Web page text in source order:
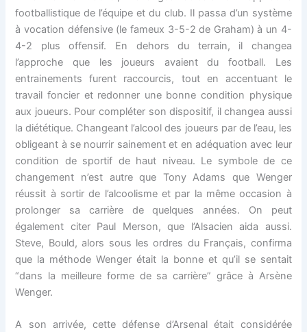
footballistique de l’équipe et du club. Il passa d’un système
à vocation défensive (le fameux 3-5-2 de Graham) à un 4-
4-2 plus offensif. En dehors du terrain, il changea
l’approche que les joueurs avaient du football. Les
entrainements furent raccourcis, tout en accentuant le
travail foncier et redonner une bonne condition physique
aux joueurs. Pour compléter son dispositif, il changea aussi
la diététique. Changeant l’alcool des joueurs par de l’eau, les
obligeant à se nourrir sainement et en adéquation avec leur
condition de sportif de haut niveau. Le symbole de ce
changement n’est autre que Tony Adams que Wenger
réussit à sortir de l’alcoolisme et par la même occasion à
prolonger sa carrière de quelques années. On peut
également citer Paul Merson, que l’Alsacien aida aussi.
Steve, Bould, alors sous les ordres du Français, confirma
que la méthode Wenger était la bonne et qu’il se sentait
“dans la meilleure forme de sa carrière” grâce à Arsène
Wenger.
A son arrivée, cette défense d’Arsenal était considérée